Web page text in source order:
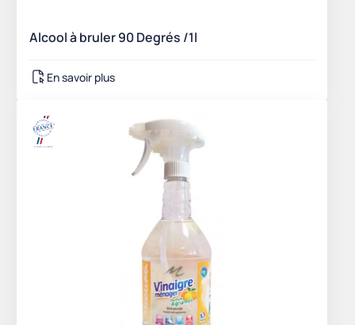
Alcool à bruler 90 Degrés /1l
En savoir plus